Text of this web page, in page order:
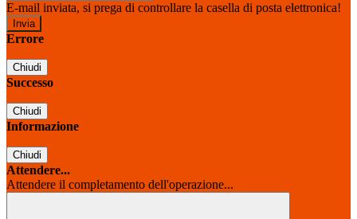
E-mail inviata, si prega di controllare la casella di posta elettronica!
Errore
Chiudi
Successo
Chiudi
Informazione
Chiudi
Attendere...
Attendere il completamento dell'operazione...